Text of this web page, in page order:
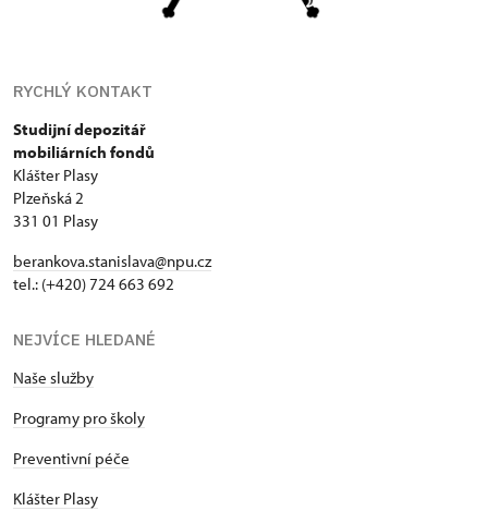
RYCHLÝ KONTAKT
Studijní depozitář
mobiliárních fondů
Klášter Plasy
Plzeňská 2
331 01 Plasy
berankova.stanislava@npu.cz
tel.: (+420) 724 663 692
NEJVÍCE HLEDANÉ
Naše služby
Programy pro školy
Preventivní péče
Klášter Plasy